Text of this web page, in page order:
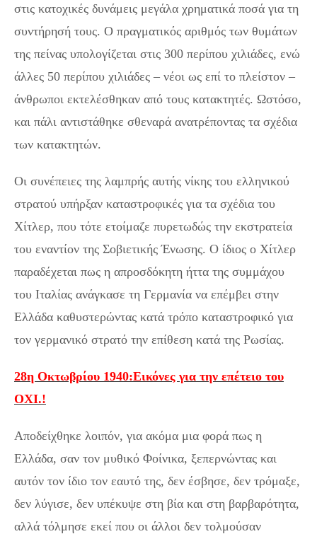
στις κατοχικές δυνάμεις μεγάλα χρηματικά ποσά για τη
συντήρησή τους. Ο πραγματικός αριθμός των θυμάτων
της πείνας υπολογίζεται στις 300 περίπου χιλιάδες, ενώ
άλλες 50 περίπου χιλιάδες – νέοι ως επί το πλείστον –
άνθρωποι εκτελέσθηκαν από τους κατακτητές. Ωστόσο,
και πάλι αντιστάθηκε σθεναρά ανατρέποντας τα σχέδια
των κατακτητών.
Οι συνέπειες της λαμπρής αυτής νίκης του ελληνικού
στρατού υπήρξαν καταστροφικές για τα σχέδια του
Χίτλερ, που τότε ετοίμαζε πυρετωδώς την εκστρατεία
του εναντίον της Σοβιετικής Ένωσης. Ο ίδιος ο Χίτλερ
παραδέχεται πως η απροσδόκητη ήττα της συμμάχου
του Ιταλίας ανάγκασε τη Γερμανία να επέμβει στην
Ελλάδα καθυστερώντας κατά τρόπο καταστροφικό για
τον γερμανικό στρατό την επίθεση κατά της Ρωσίας.
28η Οκτωβρίου 1940:Εικόνες για την επέτειο του
ΟΧΙ.!
Αποδείχθηκε λοιπόν, για ακόμα μια φορά πως η
Ελλάδα, σαν τον μυθικό Φοίνικα, ξεπερνώντας και
αυτόν τον ίδιο τον εαυτό της, δεν έσβησε, δεν τρόμαξε,
δεν λύγισε, δεν υπέκυψε στη βία και στη βαρβαρότητα,
αλλά τόλμησε εκεί που οι άλλοι δεν τολμούσαν